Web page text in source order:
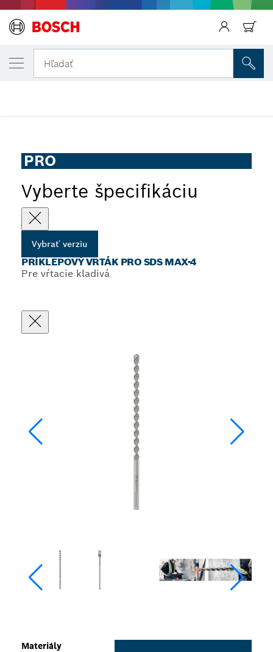
Hľadať
PRO
Vyberte špecifikáciu
Vybrať verziu
PRÍKLEPOVÝ VRTÁK PRO SDS MAX-4
Pre vŕtacie kladivá
Materiály
VYBRANÁ VERZIA
Príklepový vrták PRO SDS max-4